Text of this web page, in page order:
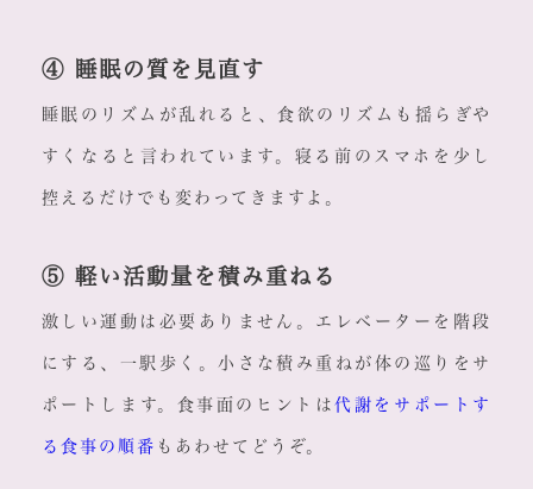
④ 睡眠の質を見直す
睡眠のリズムが乱れると、食欲のリズムも揺らぎや
すくなると言われています。寝る前のスマホを少し
控えるだけでも変わってきますよ。
⑤ 軽い活動量を積み重ねる
激しい運動は必要ありません。エレベーターを階段
にする、一駅歩く。小さな積み重ねが体の巡りをサ
ポートします。食事面のヒントは代謝をサポートす
る食事の順番 もあわせてどうぞ。